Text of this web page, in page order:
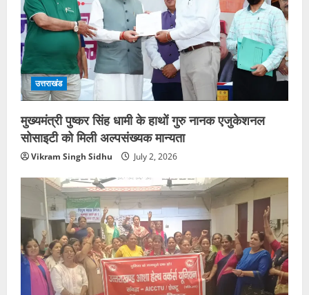
उत्तराखंड
मुख्यमंत्री पुष्कर सिंह धामी के हाथों गुरु नानक एजुकेशनल
सोसाइटी को मिली अल्पसंख्यक मान्यता
Vikram Singh Sidhu July 2, 2026